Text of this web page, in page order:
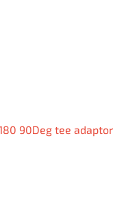
180 90Deg tee